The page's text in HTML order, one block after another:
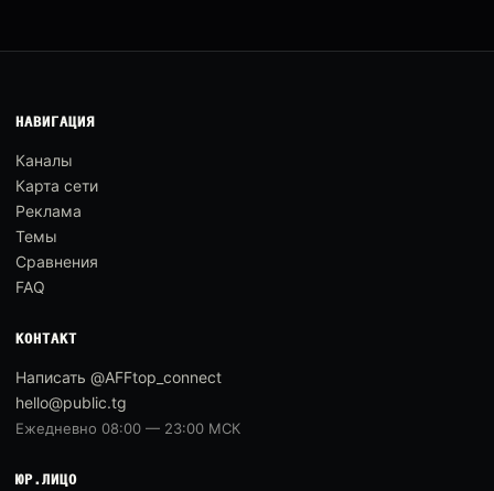
НАВИГАЦИЯ
Каналы
Карта сети
Реклама
Темы
Сравнения
FAQ
КОНТАКТ
Написать @AFFtop_connect
hello@public.tg
Ежедневно 08:00 — 23:00 МСК
ЮР.ЛИЦО